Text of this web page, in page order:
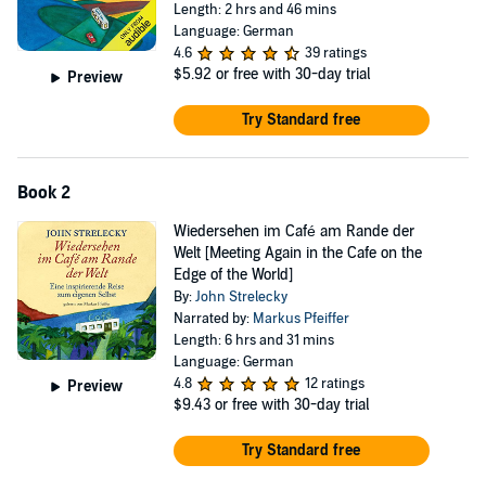
Preview
Length: 2 hrs and 46 mins
Language: German
4.6
39 ratings
$5.92 or free with 30-day trial
Try Standard free
Book 2
Preview
Wiedersehen im Café am Rande der
Welt [Meeting Again in the Cafe on the
Edge of the World]
By:John Strelecky
Narrated by: Markus Pfeiffer
Length: 6 hrs and 31 mins
Language: German
4.8
12 ratings
$9.43 or free with 30-day trial
Try Standard free